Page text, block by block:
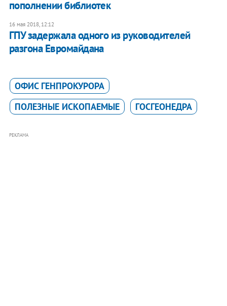
пополнении библиотек
16 мая 2018, 12:12
ГПУ задержала одного из руководителей
разгона Евромайдана
ОФИС ГЕНПРОКУРОРА
ПОЛЕЗНЫЕ ИСКОПАЕМЫЕ
ГОСГЕОНЕДРА
РЕКЛАМА